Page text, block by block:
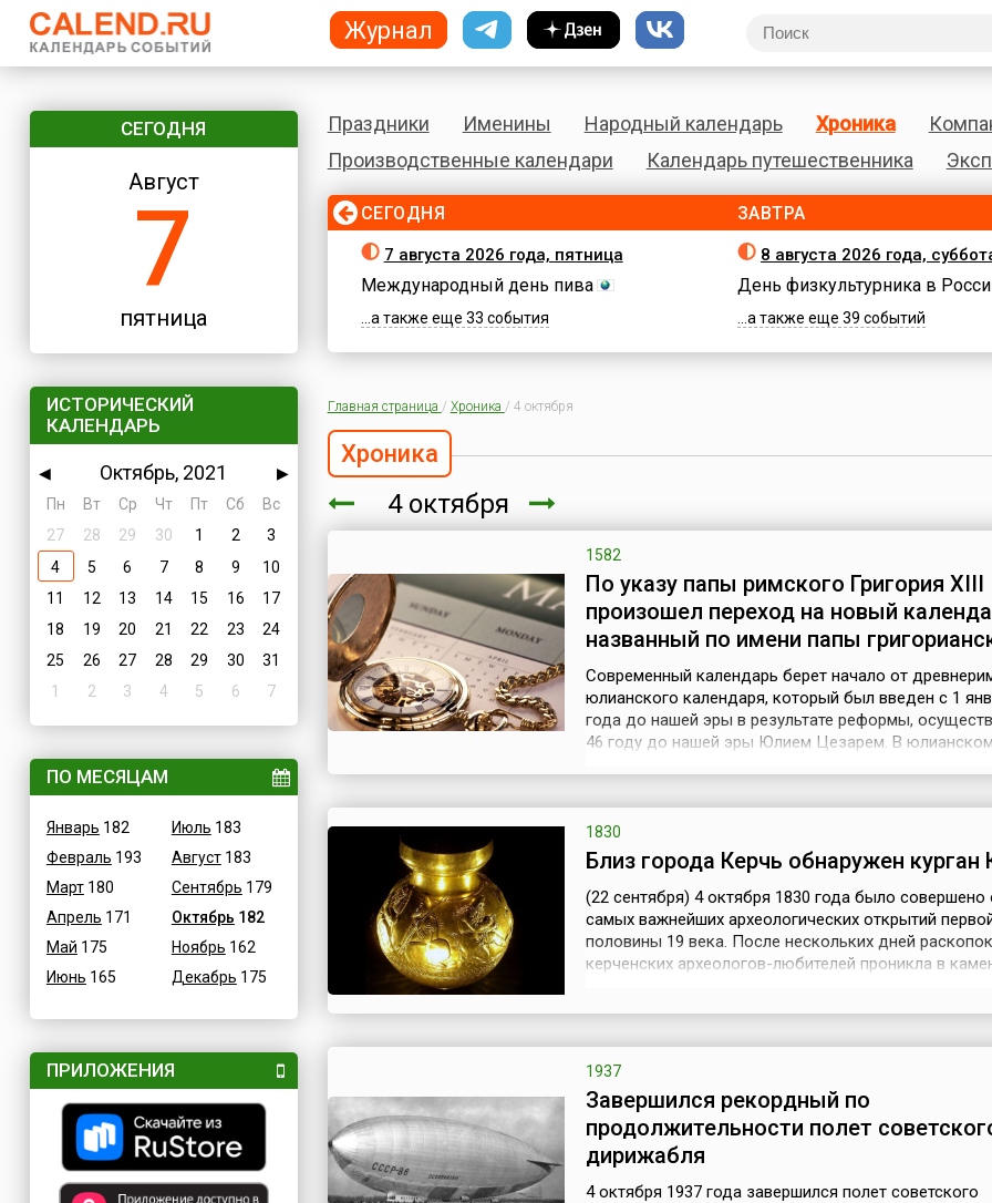
СЕГОДНЯ
Август
7
пятница
ИСТОРИЧЕСКИЙ
КАЛЕНДАРЬ
◀ Октябрь, 2021
▶
Пн
Вт Ср Чт Пт Сб
Вс
27
28 29 30 1 2
3
4
5 6 7 8 9
10
11
12 13 14 15 16
17
18
19 20 21 22 23
24
25
26 27 28 29 30
31
1
2 3 4 5 6 7
ПО МЕСЯЦАМ
Январь 182
Февраль 193
Март180
Апрель 171
Май 175
Июнь 165
Июль 183
Август183
Сентябрь 179
Октябрь 182
Ноябрь 162
Декабрь 175
ПРИЛОЖЕНИЯ
Праздники Именины Народный календарь Хроника
Производственные календари
Календарь путешественника
СЕГОДНЯ
7 августа 2026 года, пятница
Международный день пива
...а также еще 33 события
ЗАВТРА
8 августа 2026 года,
День физкультурника в
...а также еще 39 событий
Главная страница / Хроника / 4 октября
Хроника
4 октября
1582
По указу папы римского Григория XIII
произошел переход на новый
названный по имени папы
Современный календарь берет начало от
юлианского календаря, который был введен с 1
года до нашей эры в результате реформы,
46 году до нашей эры Юлием Цезарем. В юлианском
образом, год юлианского счисления равен 365,5
длиннее тропич...
1830
Близ города Керчь обнаружен курган
(22 сентября) 4 октября 1830 года было совершено
самых важнейших археологических открытий
половины 19 века. После нескольких дней
керченских археологов-любителей проникла в
количество и...
1937
Завершился рекордный по
продолжительности полет
дирижабля
4 октября 1937 года завершился полет советского
Журнал